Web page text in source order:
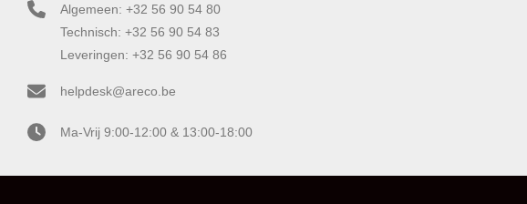
Algemeen: +32 56 90 54 80
Technisch: +32 56 90 54 83
Leveringen: +32 56 90 54 86
helpdesk@areco.be
Ma-Vrij 9:00-12:00 & 13:00-18:00